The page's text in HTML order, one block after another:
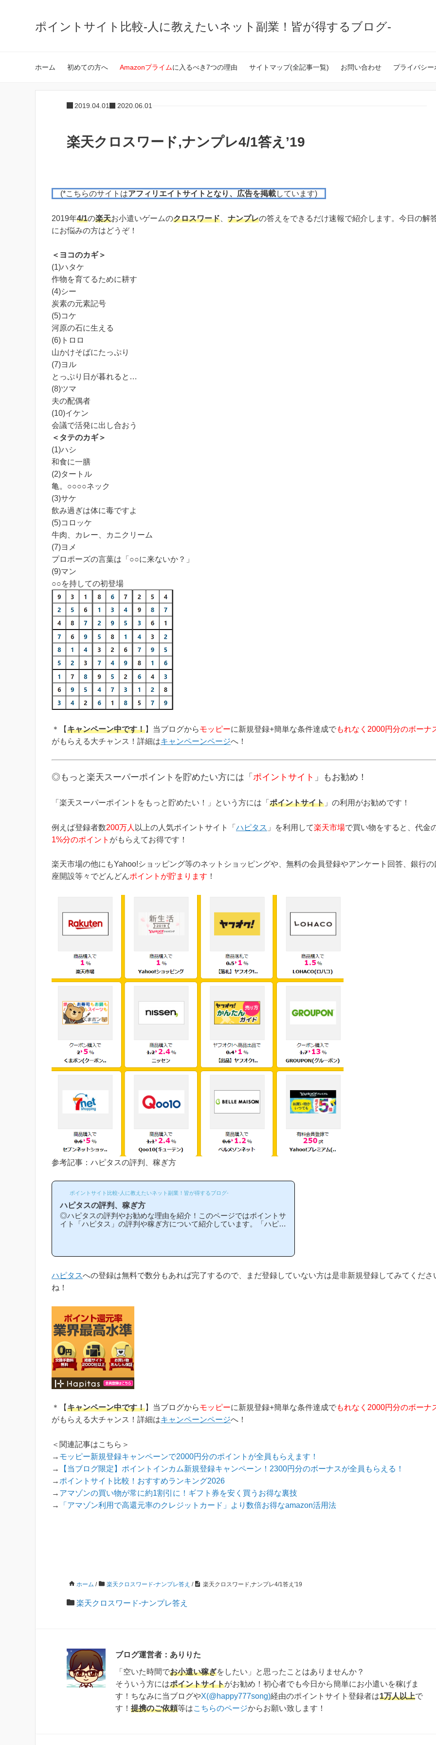
ポイントサイト比較-人に教えたいネット副業！皆が得するブログ-
ホーム 初めての方へ Amazonプライムに入るべき7つの理由 サイトマップ(全記事一覧) お問い合わせ プライバシー
2019.04.01 2020.06.01
楽天クロスワード,ナンプレ4/1答え’19
(*こちらのサイトはアフィリエイトサイトとなり、広告を掲載しています)
2019年4/1の楽天お小遣いゲームのクロスワード ナンプレの答えをできるだけ速報で紹介します。今日の解
にお悩みの方はどうぞ！
＜ヨコのカギ＞
(1)ハタケ
作物を育てるために耕す
(4)シー
炭素の元素記号
(5)コケ
河原の石に生える
(6)トロロ
山かけそばにたっぷり
(7)ヨル
とっぷり日が暮れると…
(8)ツマ
夫の配偶者
(10)イケン
会議で活発に出し合おう
＜タテのカギ＞
(1)ハシ
和食に一膳
(2)タートル
亀。○○○○ネック
(3)サケ
飲み過ぎは体に毒ですよ
(5)コロッケ
牛肉、カレー、カニクリーム
(7)ヨメ
プロポーズの言葉は「○○に来ないか？」
(9)マン
○○を持しての初登場
＊【キャンペーン中です！】当ブログからモッピーに新規登録+簡単な条件達成でもれなく2000円分のボーナ
がもらえる大チャンス！詳細はキャンペーンページへ！
◎もっと楽天スーパーポイントを貯めたい方には「 ポイントサイト 」もお勧め！
「楽天スーパーポイントをもっと貯めたい！」という方には「 ポイントサイト 」の利用がお勧めです！
例えば登録者数200万人 以上の人気ポイントサイト「 ハピタス 」を利用して楽天市場で買い物をすると、代金
1%分のポイント がもらえてお得です！
楽天市場の他にもYahoo!ショッピング等のネットショッピングや、無料の会員登録やアンケート回答、銀行の
座開設等々でどんどんポイントが貯まります ！
参考記事：ハピタスの評判、稼ぎ方
ポイントサイト比較-人に教えたいネット副業！皆が得するブログ-
ハピタスの評判、稼ぎ方
◎ハピタスの評判やお勧めな理由を紹介！このページではポイントサ
イト「ハピタス」の評判や稼ぎ方について紹介しています。「ハピタ
指しており、おかげ様で当ブログからハピタス等のポイントサイトに
への新規登録はほんの数分で簡単にできるので、下の記事を参考に進
め...
ハピタスへの登録は無料で数分もあれば完了するので、まだ登録していない方は是非新規登録してみてくださ
ね！
＊【キャンペーン中です！】当ブログからモッピーに新規登録+簡単な条件達成でもれなく2000円分のボーナ
がもらえる大チャンス！詳細はキャンペーンページへ！
＜関連記事はこちら＞
→ モッピー新規登録キャンペーンで2000円分のポイントが全員もらえます！
→
【当ブログ限定】ポイントインカム新規登録キャンペーン！2300円分のボーナスが全員もらえる！
→ ポイントサイト比較！おすすめランキング2026
→ アマゾンの買い物が常に約1割引に！ギフト券を安く買うお得な裏技
→
「アマゾン利用で高還元率のクレジットカード」より数倍お得なamazon活用法
ホーム / 楽天クロスワード-ナンプレ答え / 楽天クロスワード,ナンプレ4/1答え'19
楽天クロスワード-ナンプレ答え
ブログ運営者：ありりた
「空いた時間でお小遣い稼ぎをしたい」と思ったことはありませんか？
そういう方にはポイントサイトがお勧め！初心者でも今日から簡単にお小遣いを稼げま
す！ちなみに当ブログやX(@happy777song)経由のポイントサイト登録者は1万人以上で
す！ 提携のご依頼等はこちらのページからお願い致します！